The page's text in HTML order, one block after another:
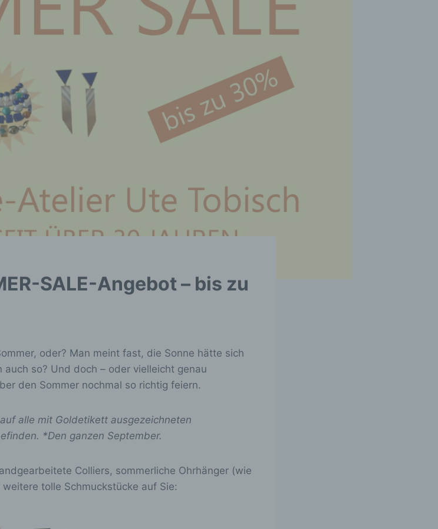
SALE-Angebot – bis zu
oder? Man meint fast, die Sonne hätte sich
auch so? Und doch – oder vielleicht genau
den Sommer nochmal so richtig feiern.
alle mit Goldetikett ausgezeichneten
*Den ganzen September.
Colliers, sommerliche Ohrhänger (wie
tolle Schmuckstücke auf Sie: